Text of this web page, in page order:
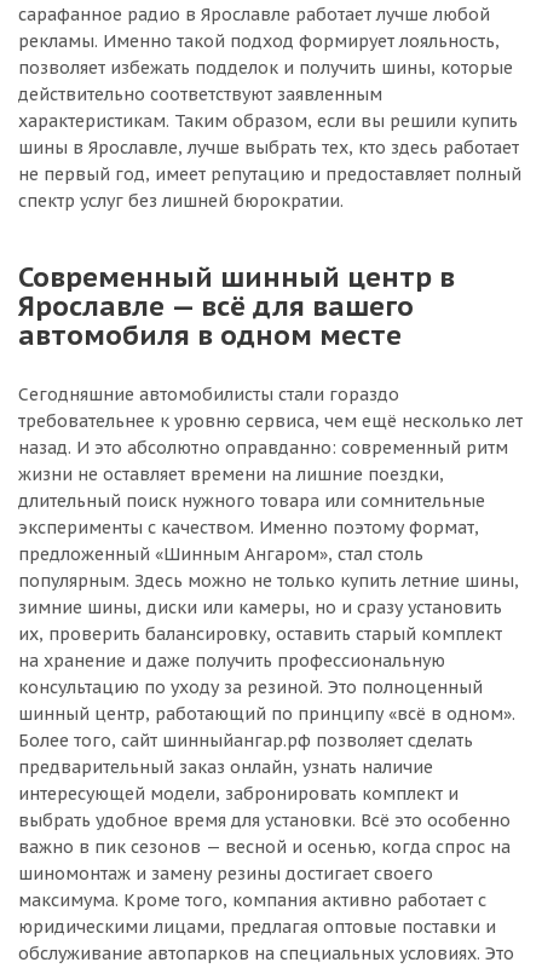
сарафанное радио в Ярославле работает лучше любой
рекламы. Именно такой подход формирует лояльность,
позволяет избежать подделок и получить шины, которые
действительно соответствуют заявленным
характеристикам. Таким образом, если вы решили купить
шины в Ярославле, лучше выбрать тех, кто здесь работает
не первый год, имеет репутацию и предоставляет полный
спектр услуг без лишней бюрократии.
Современный шинный центр в
Ярославле — всё для вашего
автомобиля в одном месте
Сегодняшние автомобилисты стали гораздо
требовательнее к уровню сервиса, чем ещё несколько лет
назад. И это абсолютно оправданно: современный ритм
жизни не оставляет времени на лишние поездки,
длительный поиск нужного товара или сомнительные
эксперименты с качеством. Именно поэтому формат,
предложенный «Шинным Ангаром», стал столь
популярным. Здесь можно не только купить летние шины,
зимние шины, диски или камеры, но и сразу установить
их, проверить балансировку, оставить старый комплект
на хранение и даже получить профессиональную
консультацию по уходу за резиной. Это полноценный
шинный центр, работающий по принципу «всё в одном».
Более того, сайт шинныйангар.рф позволяет сделать
предварительный заказ онлайн, узнать наличие
интересующей модели, забронировать комплект и
выбрать удобное время для установки. Всё это особенно
важно в пик сезонов — весной и осенью, когда спрос на
шиномонтаж и замену резины достигает своего
максимума. Кроме того, компания активно работает с
юридическими лицами, предлагая оптовые поставки и
обслуживание автопарков на специальных условиях. Это